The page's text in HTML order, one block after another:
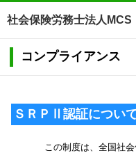
社会保険労務士法人MCS
コンプライアンス
ＳＲＰⅡ認証につい
この制度は、全国社